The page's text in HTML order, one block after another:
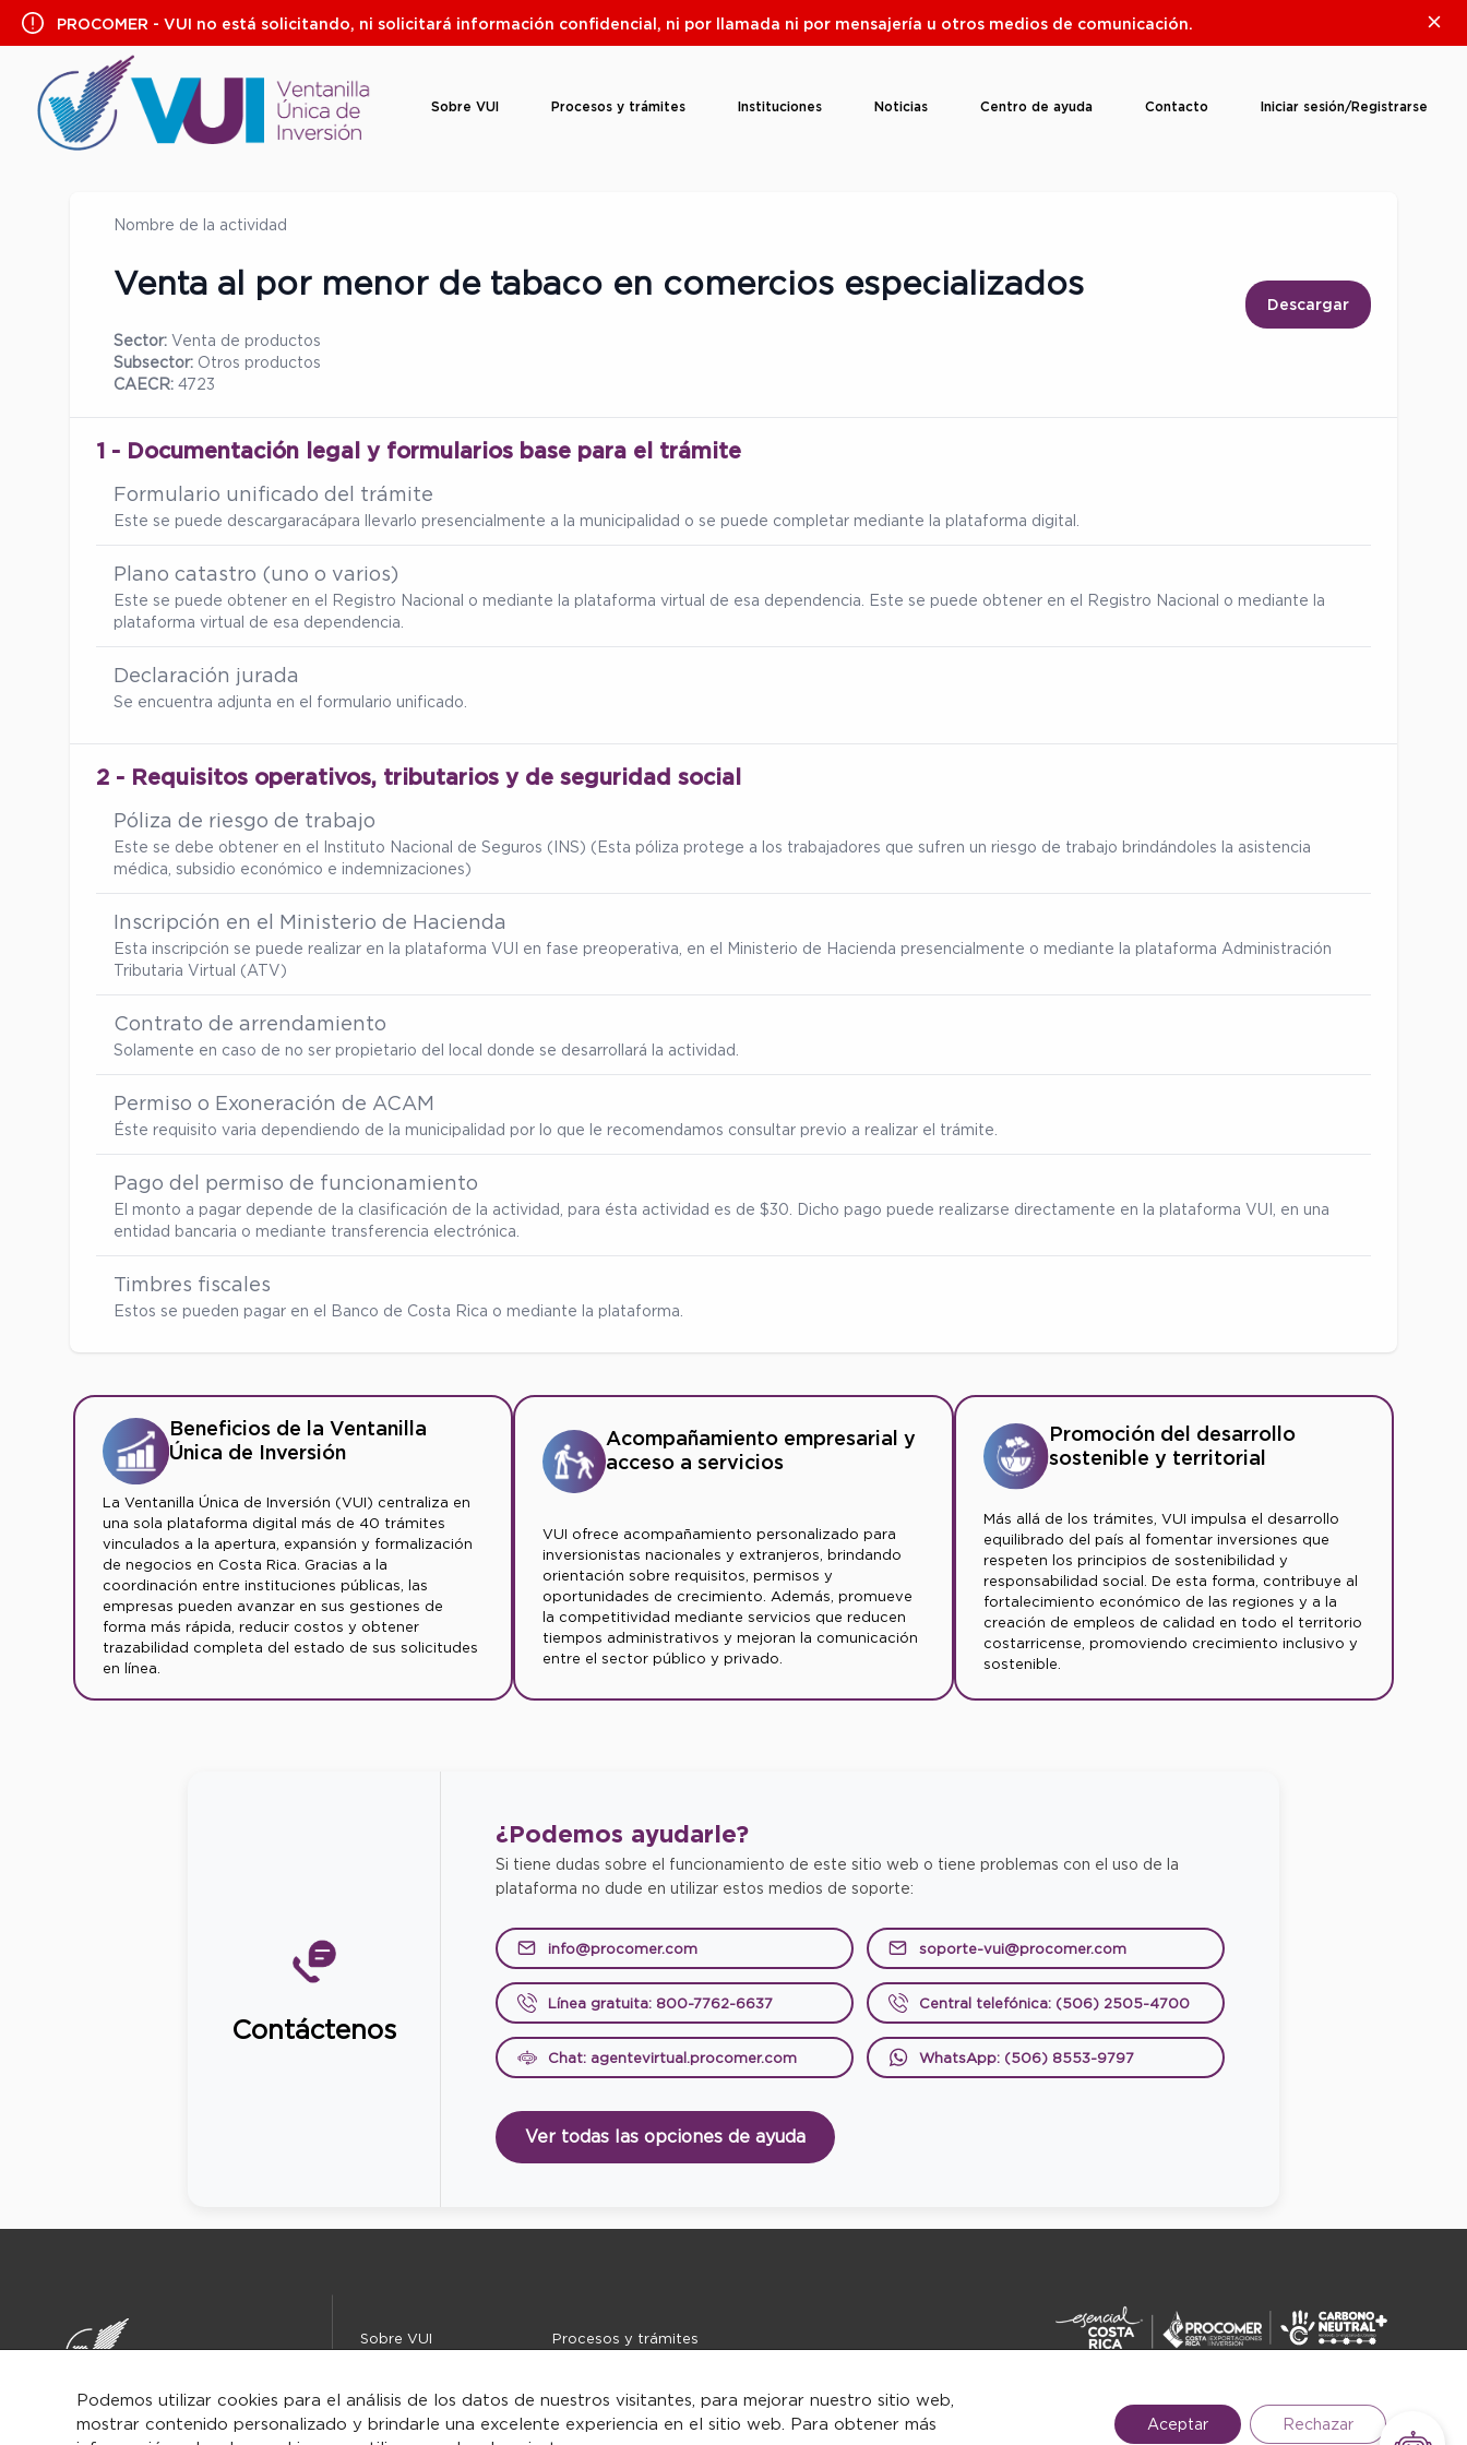
Saltar
PROCOMER - VUI no está solicitando, ni solicitará información confidencial, ni por llamada ni por mensajería u otros medios de comunicación.
Sobre VUI Procesos y trámites Instituciones Noticias Centro de ayuda Contacto Iniciar sesión/Registrarse
Nombre de la actividad
Venta al por menor de tabaco en comercios especializados
Sector: Venta de productos
Subsector: Otros productos
CAECR: 4723
Descargar
1 - Documentación legal y formularios base para el trámite
Formulario unificado del trámite
Este se puede descargaracápara llevarlo presencialmente a la municipalidad o se puede completar mediante la plataforma digital.
Plano catastro (uno o varios)
Este se puede obtener en el Registro Nacional o mediante la plataforma virtual de esa dependencia. Este se puede obtener en el Registro Nacional o mediante la
plataforma virtual de esa dependencia.
Declaración jurada
Se encuentra adjunta en el formulario unificado.
2 - Requisitos operativos, tributarios y de seguridad social
Póliza de riesgo de trabajo
Este se debe obtener en el Instituto Nacional de Seguros (INS) (Esta póliza protege a los trabajadores que sufren un riesgo de trabajo brindándoles la asistencia
médica, subsidio económico e indemnizaciones)
Inscripción en el Ministerio de Hacienda
Esta inscripción se puede realizar en la plataforma VUI en fase preoperativa, en el Ministerio de Hacienda presencialmente o mediante la plataforma Administración
Tributaria Virtual (ATV)
Contrato de arrendamiento
Solamente en caso de no ser propietario del local donde se desarrollará la actividad.
Permiso o Exoneración de ACAM
Éste requisito varia dependiendo de la municipalidad por lo que le recomendamos consultar previo a realizar el trámite.
Pago del permiso de funcionamiento
El monto a pagar depende de la clasificación de la actividad, para ésta actividad es de $30. Dicho pago puede realizarse directamente en la plataforma VUI, en una
entidad bancaria o mediante transferencia electrónica.
Timbres fiscales
Estos se pueden pagar en el Banco de Costa Rica o mediante la plataforma.
Beneficios de la Ventanilla
Única de Inversión
La Ventanilla Única de Inversión (VUI) centraliza en
una sola plataforma digital más de 40 trámites
vinculados a la apertura, expansión y formalización
de negocios en Costa Rica. Gracias a la
coordinación entre instituciones públicas, las
empresas pueden avanzar en sus gestiones de
forma más rápida, reducir costos y obtener
trazabilidad completa del estado de sus solicitudes
en línea.
Acompañamiento empresarial y
acceso a servicios
VUI ofrece acompañamiento personalizado para
inversionistas nacionales y extranjeros, brindando
orientación sobre requisitos, permisos y
oportunidades de crecimiento. Además, promueve
la competitividad mediante servicios que reducen
tiempos administrativos y mejoran la comunicación
entre el sector público y privado.
Promoción del desarrollo
sostenible y territorial
Más allá de los trámites, VUI impulsa el desarrollo
equilibrado del país al fomentar inversiones que
respeten los principios de sostenibilidad y
responsabilidad social. De esta forma, contribuye al
fortalecimiento económico de las regiones y a la
creación de empleos de calidad en todo el territorio
costarricense, promoviendo crecimiento inclusivo y
sostenible.
Contáctenos
¿Podemos ayudarle?
Si tiene dudas sobre el funcionamiento de este sitio web o tiene problemas con el uso de la
plataforma no dude en utilizar estos medios de soporte:
info@procomer.com soporte-vui@procomer.com
Línea gratuita: 800-7762-6637 Central telefónica: (506) 2505-4700
Chat: agentevirtual.procomer.com WhatsApp: (506) 8553-9797
Ver todas las opciones de ayuda
Sobre VUI
Procesos y trámites
Centro de ayuda
Contacto
Iniciar
Podemos utilizar cookies para el análisis de los datos de nuestros visitantes, para mejorar nuestro sitio web,
mostrar contenido personalizado y brindarle una excelente experiencia en el sitio web. Para obtener más
Aceptar Rechazar